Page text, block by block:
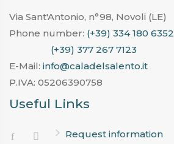
Via Sant'Antonio, n°98, Novoli (LE)
Phone number: (+39) 334 180 6352
(+39) 377 267 7123
E-Mail: info@caladelsalento.it
P.IVA: 05206390758
Useful Links
Request information